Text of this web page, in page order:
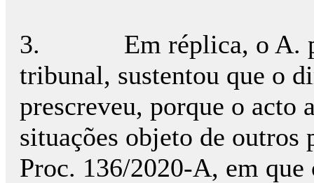
3.
Em réplica, o A.
tribunal, sustentou que o
prescreveu, porque o
situações objeto de outros
Proc. 136/2020-A, em que